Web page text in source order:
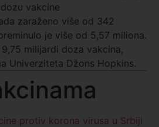
vakcine
zaraženo više od 342
je više od 5,57 miliona.
milijardi doza vakcina,
Univerziteta Džons Hopkins.
protiv korona virusa u Srbiji